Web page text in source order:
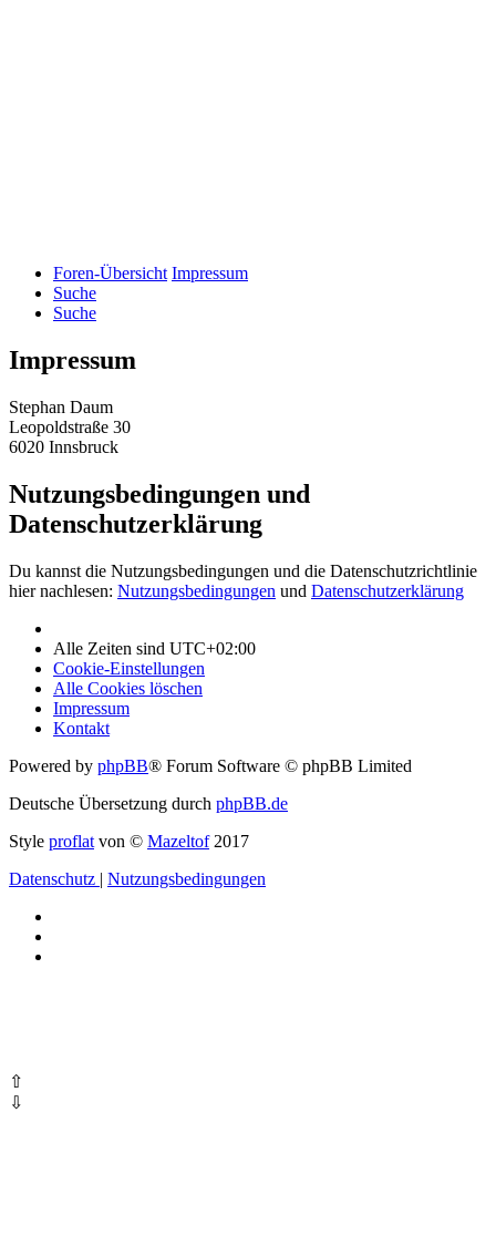
Foren-Übersicht Impressum
Suche
Suche
Impressum
Stephan Daum
Leopoldstraße 30
6020 Innsbruck
Nutzungsbedingungen und
Datenschutzerklärung
Du kannst die Nutzungsbedingungen und die Datenschutzrichtlinie
hier nachlesen: Nutzungsbedingungen und Datenschutzerklärung
Alle Zeiten sind UTC+02:00
Cookie-Einstellungen
Alle Cookies löschen
Impressum
Kontakt
Powered by phpBB® Forum Software © phpBB Limited
Deutsche Übersetzung durch phpBB.de
Style proflat von © Mazeltof2017
Datenschutz | Nutzungsbedingungen
⇧
⇩